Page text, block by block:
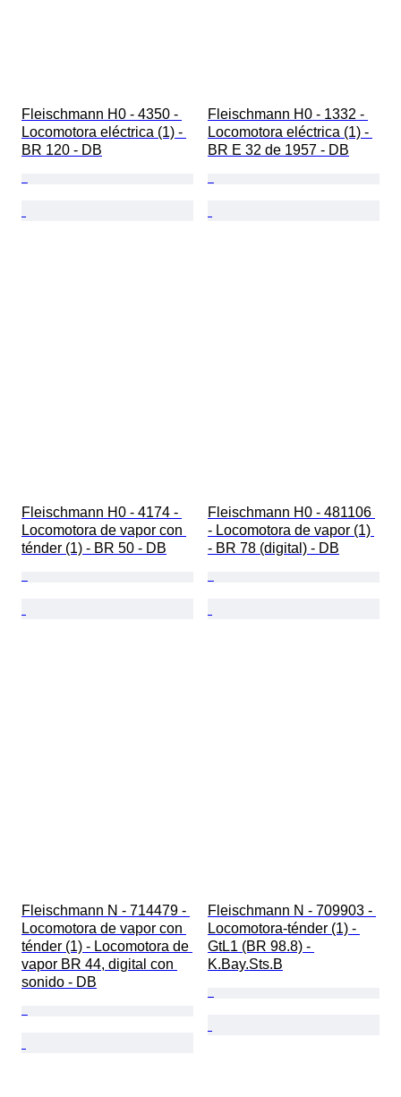
Fleischmann H0 - 4350 -
Locomotora eléctrica (1) -
BR 120 - DB
Fleischmann H0 - 1332 -
Locomotora eléctrica (1) -
BR E 32 de 1957 - DB
Fleischmann H0 - 4174 -
Locomotora de vapor con
ténder (1) - BR 50 - DB
Fleischmann H0 - 481106
- Locomotora de vapor (1)
- BR 78 (digital) - DB
Fleischmann N - 714479 -
Locomotora de vapor con
ténder (1) - Locomotora de
vapor BR 44, digital con
sonido - DB
Fleischmann N - 709903 -
Locomotora-ténder (1) -
GtL1 (BR 98.8) -
K.Bay.Sts.B